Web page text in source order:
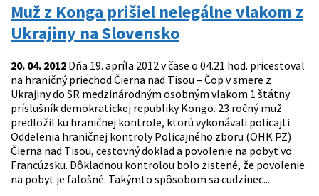
Muž z Konga prišiel nelegálne vlakom z
Ukrajiny na Slovensko
20. 04. 2012 Dňa 19. apríla 2012 v čase o 04.21 hod. pricestoval
na hraničný priechod Čierna nad Tisou – Čop v smere z
Ukrajiny do SR medzinárodným osobným vlakom 1 štátny
príslušník demokratickej republiky Kongo. 23 ročný muž
predložil ku hraničnej kontrole, ktorú vykonávali policajti
Oddelenia hraničnej kontroly Policajného zboru (OHK PZ)
Čierna nad Tisou, cestovný doklad a povolenie na pobyt vo
Francúzsku. Dôkladnou kontrolou bolo zistené, že povolenie
na pobyt je falošné. Takýmto spôsobom sa cudzinec...